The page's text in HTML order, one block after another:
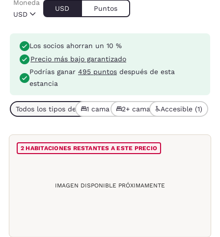
USD
Moneda
USD Puntos
Los socios ahorran un 10 %
Precio más bajo garantizado
Podrías ganar 495 puntos después de esta
estancia
Todos los tipos de habitación (6)
1 cama (3)2+ camas (3)Accesible (1)
IMAGEN DISPONIBLE PRÓXIMAMENTE
2 HABITACIONES RESTANTES A ESTE PRECIO